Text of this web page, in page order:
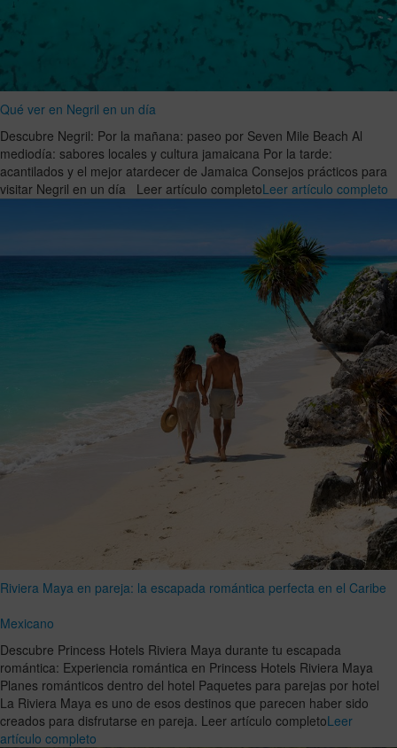
Qué ver en Negril en un día
Descubre Negril: Por la mañana: paseo por Seven Mile Beach Al
mediodía: sabores locales y cultura jamaicana Por la tarde:
acantilados y el mejor atardecer de Jamaica Consejos prácticos para
visitar Negril en un día Leer artículo completoLeer artículo completo
Riviera Maya en pareja: la escapada romántica perfecta en el Caribe
Mexicano
Descubre Princess Hotels Riviera Maya durante tu escapada
romántica: Experiencia romántica en Princess Hotels Riviera Maya
Planes románticos dentro del hotel Paquetes para parejas por hotel
La Riviera Maya es uno de esos destinos que parecen haber sido
creados para disfrutarse en pareja. Leer artículo completoLeer
artículo completo